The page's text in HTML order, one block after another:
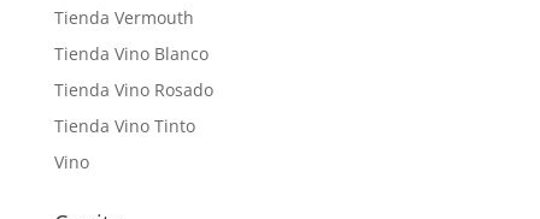
Tienda Vermouth
Tienda Vino Blanco
Tienda Vino Rosado
Tienda Vino Tinto
Vino